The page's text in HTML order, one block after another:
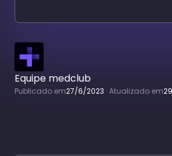
Equipe medclub
Publicado em27/6/2023 ·Atualizado em